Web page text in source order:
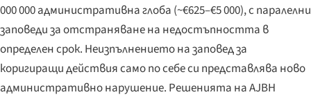
000 000 административна глоба (~€625–€5 000), с паралелни
заповеди за отстраняване на недостъпността в
определен срок. Неизпълнението на заповед за
коригиращи действия само по себе си представлява ново
административно нарушение. Решенията на AJBH